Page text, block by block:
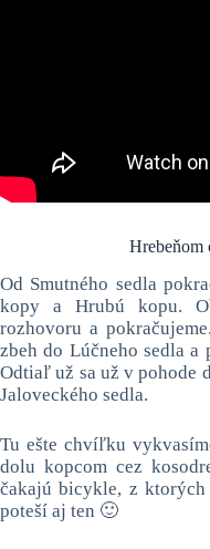
Hrebeňom
Od Smutného sedla
kopy a Hrubú kopu.
rozhovoru a
zbeh do Lúčneho sedla a
Odtiaľ už sa už v pohode
Jaloveckého sedla.
Tu ešte chvíľku
dolu kopcom cez
čakajú bicykle, z
poteší aj ten 🙂